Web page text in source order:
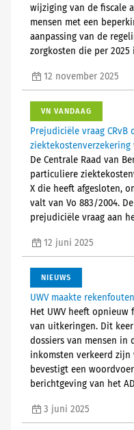
wijziging van de fiscale
mensen met een
aanpassing van de
zorgkosten die per 2025
12 november 2025
VN VANDAAG
Prejudiciële vraag
De Centrale Raad van
particuliere
X die heeft afgesloten,
valt van Vo 883/2004.
prejudiciële vraag aan
12 juni 2025
NIEUWS
UWV maakte
Het UWV heeft
van uitkeringen. Dit
dossiers van mensen in
inkomsten verkeerd
bevestigt een
berichtgeving van het
3 juni 2025